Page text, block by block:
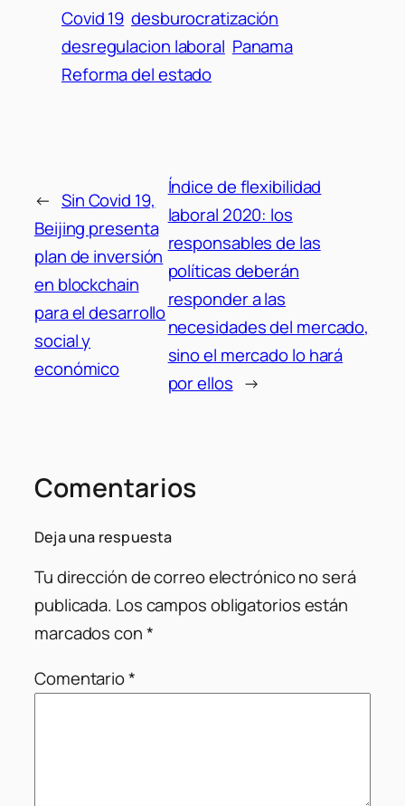
Covid 19 desburocratización
desregulacion laboral Panama
Reforma del estado
← Sin Covid 19,
Beijing presenta
plan de inversión
en blockchain
para el desarrollo
social y
económico
Índice de flexibilidad
laboral 2020: los
responsables de las
políticas deberán
responder a las
necesidades del mercado,
sino el mercado lo hará
por ellos →
Comentarios
Deja una respuesta
Tu dirección de correo electrónico no será
publicada. Los campos obligatorios están
marcados con*
Comentario*